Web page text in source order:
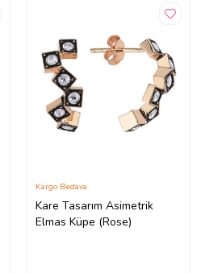
Kare Tasarım Asimetrik
Elmas Küpe (Rose)
Kargo Bedava